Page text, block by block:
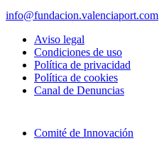
info@fundacion.valenciaport.com
Aviso legal
Condiciones de uso
Política de privacidad
Política de cookies
Canal de Denuncias
Comité de Innovación